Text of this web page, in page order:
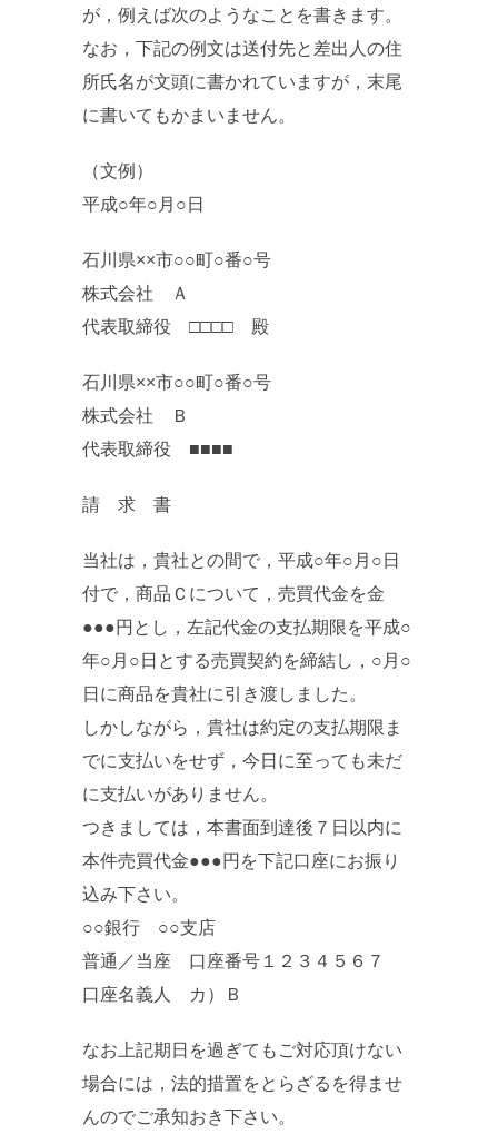
が，例えば次のようなことを書きます。
なお，下記の例文は送付先と差出人の住
所氏名が文頭に書かれていますが，末尾
に書いてもかまいません。
（文例）
平成○年○月○日
石川県××市○○町○番○号
株式会社 Ａ
代表取締役 □□□□ 殿
石川県××市○○町○番○号
株式会社 Ｂ
代表取締役 ■■■■
請 求 書
当社は，貴社との間で，平成○年○月○日
付で，商品Ｃについて，売買代金を金
●●●円とし，左記代金の支払期限を平成○
年○月○日とする売買契約を締結し，○月○
日に商品を貴社に引き渡しました。
しかしながら，貴社は約定の支払期限ま
でに支払いをせず，今日に至っても未だ
に支払いがありません。
つきましては，本書面到達後７日以内に
本件売買代金●●●円を下記口座にお振り
込み下さい。
○○銀行 ○○支店
普通／当座 口座番号１２３４５６７
口座名義人 カ）Ｂ
なお上記期日を過ぎてもご対応頂けない
場合には，法的措置をとらざるを得ませ
んのでご承知おき下さい。